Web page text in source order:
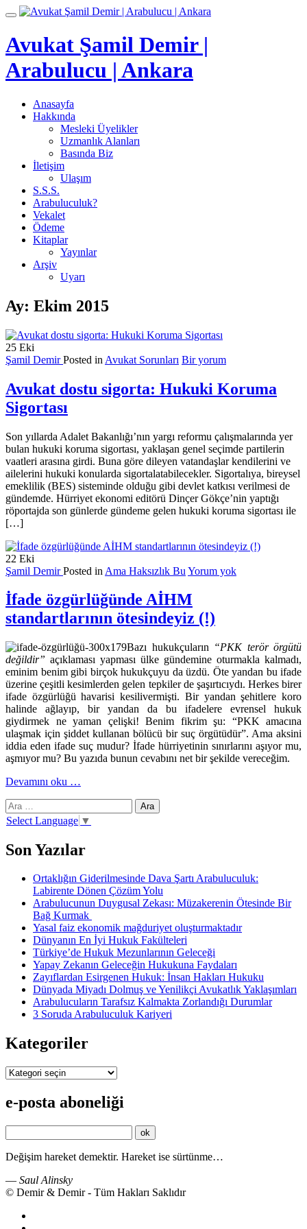
İçeriğe
Toggle
Avukat Şamil Demir |
Arabulucu | Ankara
Anasayfa
Hakkında
Mesleki Üyelikler
Uzmanlık Alanları
Basında Biz
İletişim
Ulaşım
S.S.S.
Arabuluculuk?
Vekalet
Ödeme
Kitaplar
Yayınlar
Arşiv
Uyarı
Ay: Ekim 2015
25 Eki
Şamil DemirPosted in Avukat Sorunları Bir yorum
Avukat dostu sigorta: Hukuki Koruma
Sigortası
Son yıllarda Adalet Bakanlığı’nın yargı reformu çalışmalarında yer
bulan hukuki koruma sigortası, yaklaşan genel seçimde partilerin
vaatleri arasına girdi. Buna göre dileyen vatandaşlar kendilerini ve
ailelerini hukuki konularda sigortalatabilecekler. Sigortalıya, bireysel
emeklilik (BES) sisteminde olduğu gibi devlet katkısı verilmesi de
gündemde. Hürriyet ekonomi editörü Dinçer Gökçe’nin yaptığı
röportajda son günlerde gündeme gelen hukuki koruma sigortası ile
[…]
22 Eki
Şamil DemirPosted in Ama Haksızlık Bu Yorum yok
İfade özgürlüğünde AİHM
standartlarının ötesindeyiz (!)
Bazı hukukçuların “PKK terör örgütü
değildir” açıklaması yapması ülke gündemine oturmakla kalmadı,
eminim benim gibi birçok hukukçuyu da üzdü. Öte yandan bu ifade
üzerine çeşitli kesimlerden gelen tepkiler de şaşırtıcıydı. Herkes birer
ifade özgürlüğü havarisi kesilivermişti. Bir yandan şehitlere koro
halinde ağlayıp, bir yandan da bu ifadelere evrensel hukuk
giydirmek ne yaman çelişki! Benim fikrim şu: “PKK amacına
ulaşmak için şiddet kullanan bölücü bir suç örgütüdür”. Ama aksini
iddia eden ifade suç mudur? İfade hürriyetinin sınırlarını aşıyor mu,
aşmıyor mu? Bu yazıda bunun cevabını net bir şekilde vereceğim.
Devamını oku
standartlarının
ötesindeyiz
…
Arama:
Select Language ▼
Son Yazılar
Ortaklığın Giderilmesinde Dava Şartı Arabuluculuk:
Labirente Dönen Çözüm Yolu
Arabulucunun Duygusal Zekası: Müzakerenin Ötesinde Bir
Bağ Kurmak
Yasal faiz ekonomik mağduriyet oluşturmaktadır
Dünyanın En İyi Hukuk Fakülteleri
Türkiye’de Hukuk Mezunlarının Geleceği
Yapay Zekanın Geleceğin Hukukuna Faydaları
Zayıflardan Esirgenen Hukuk: İnsan Hakları Hukuku
Dünyada Miyadı Dolmuş ve Yenilikçi Avukatlık Yaklaşımları
Arabulucuların Tarafsız Kalmakta Zorlandığı Durumlar
3 Soruda Arabuluculuk Kariyeri
Kategoriler
Kategoriler
e-posta aboneliği
Değişim hareket demektir. Hareket ise sürtünme…
— Saul Alinsky
© Demir & Demir - Tüm Hakları Saklıdır